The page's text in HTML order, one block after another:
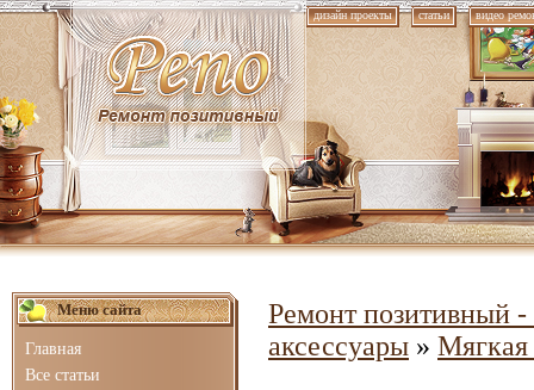
дизайн проекты статьи видео
Меню сайта
Главная
Все статьи
Ремонт позитивный -
аксессуары » Мягкая